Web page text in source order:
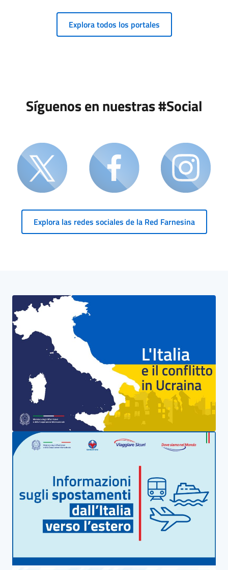
Explora todos los portales
Síguenos en nuestras #Social
Explora las redes sociales de la Red Farnesina
Bloque de pancartas